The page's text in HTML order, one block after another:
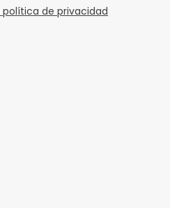
política de privacidad